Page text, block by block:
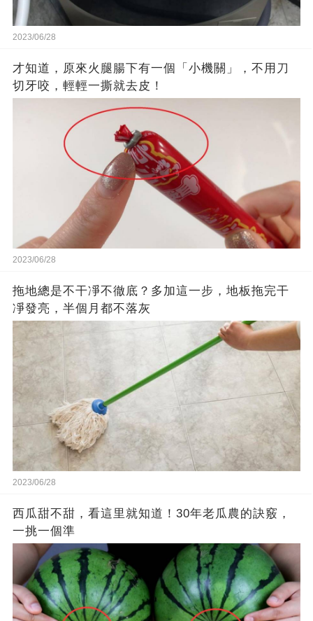
2023/06/28
才知道，原來火腿腸下有一個「小機關」，不用刀
切牙咬，輕輕一撕就去皮！
2023/06/28
拖地總是不干凈不徹底？多加這一步，地板拖完干
凈發亮，半個月都不落灰
2023/06/28
西瓜甜不甜，看這里就知道！30年老瓜農的訣竅，
一挑一個準